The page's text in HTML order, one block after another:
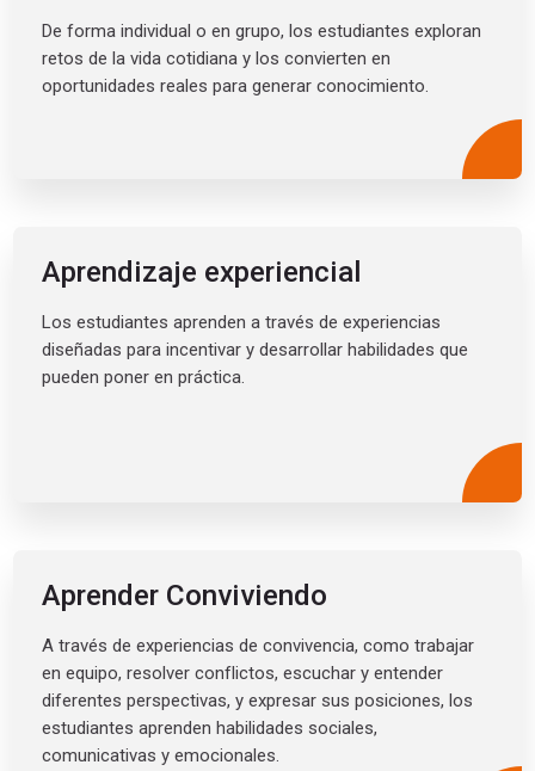
De forma individual o en grupo, los estudiantes exploran
retos de la vida cotidiana y los convierten en
oportunidades reales para generar conocimiento.
Aprendizaje experiencial
Los estudiantes aprenden a través de experiencias
diseñadas para incentivar y desarrollar habilidades que
pueden poner en práctica.
Aprender Conviviendo
A través de experiencias de convivencia, como trabajar
en equipo, resolver conflictos, escuchar y entender
diferentes perspectivas, y expresar sus posiciones, los
estudiantes aprenden habilidades sociales,
comunicativas y emocionales.